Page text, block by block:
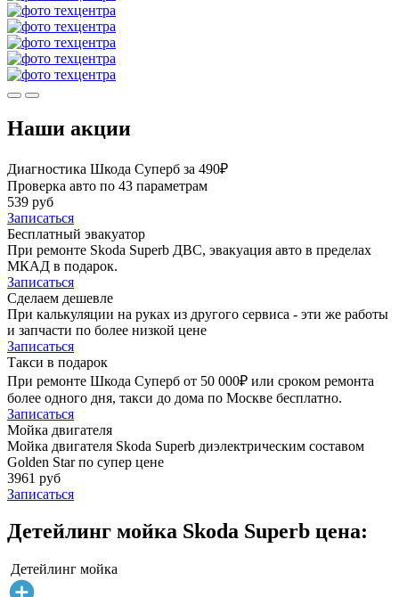
Наши акции
Диагностика Шкода Суперб за 490₽
Проверка авто по 43 параметрам
539 руб
Записаться
Бесплатный эвакуатор
При ремонте Skoda Superb ДВС, эвакуация авто в пределах
МКАД в подарок.
Записаться
Сделаем дешевле
При калькуляции на руках из другого сервиса - эти же работы
и запчасти по более низкой цене
Записаться
Такси в подарок
При ремонте Шкода Суперб от 50 000₽ или сроком ремонта
более одного дня, такси до дома по Москве бесплатно.
Записаться
Мойка двигателя
Мойка двигателя Skoda Superb диэлектрическим составом
Golden Star по супер цене
3961 руб
Записаться
Детейлинг мойка Skoda Superb цена:
Детейлинг мойка